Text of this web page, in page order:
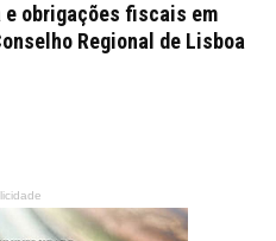
obrigações fiscais em
Regional de Lisboa